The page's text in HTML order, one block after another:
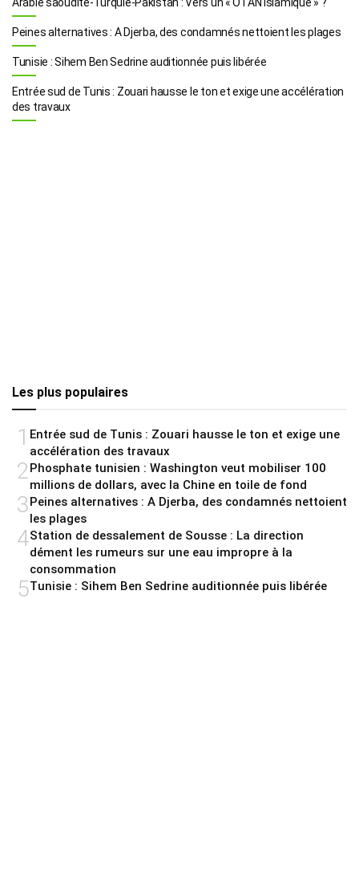
Peines alternatives : A Djerba, des condamnés nettoient les plages
Tunisie : Sihem Ben Sedrine auditionnée puis libérée
Entrée sud de Tunis : Zouari hausse le ton et exige une accélération
des travaux
Les plus populaires
1 Entrée sud de Tunis : Zouari hausse le ton et exige une
accélération des travaux
2Phosphate tunisien : Washington veut mobiliser 100
millions de dollars, avec la Chine en toile de fond
3Peines alternatives : A Djerba, des condamnés nettoient
les plages
4Station de dessalement de Sousse : La direction
dément les rumeurs sur une eau impropre à la
consommation
5Tunisie : Sihem Ben Sedrine auditionnée puis libérée